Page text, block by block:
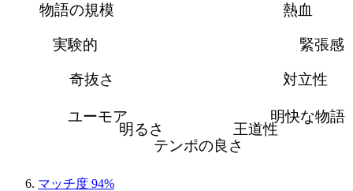
熱血
緊張感
対立性
明快な物語
王道性
テンポの良さ
明るさ
ユーモア
奇抜さ
実験的
物語の規模
マッチ度 94%